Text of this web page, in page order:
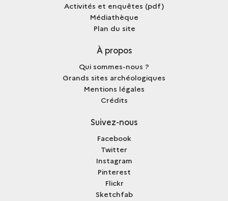
Activités et enquêtes (pdf)
Médiathèque
Plan du site
À propos
Qui sommes-nous ?
Grands sites archéologiques
Mentions légales
Crédits
Suivez-nous
Facebook
Twitter
Instagram
Pinterest
Flickr
Sketchfab